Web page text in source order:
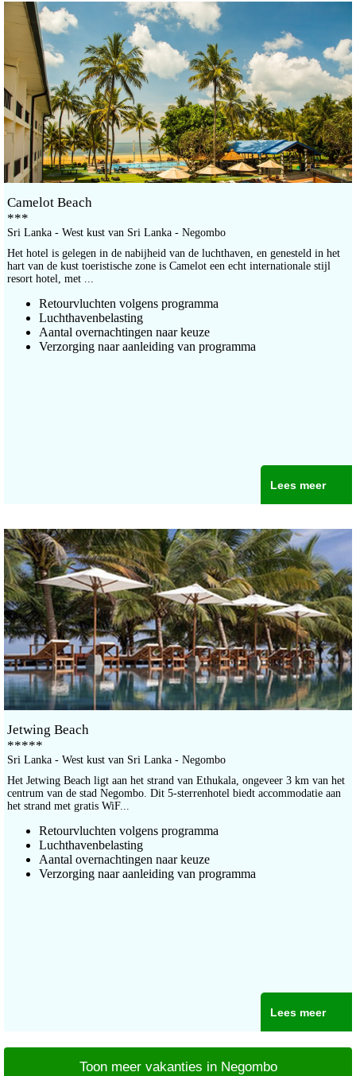
Camelot Beach
***
Sri Lanka - West kust van Sri Lanka - Negombo
Het hotel is gelegen in de nabijheid van de luchthaven, en genesteld in het
hart van de kust toeristische zone is Camelot een echt internationale stijl
resort hotel, met ...
Retourvluchten volgens programma
Luchthavenbelasting
Aantal overnachtingen naar keuze
Verzorging naar aanleiding van programma
Lees meer
Jetwing Beach
*****
Sri Lanka - West kust van Sri Lanka - Negombo
Het Jetwing Beach ligt aan het strand van Ethukala, ongeveer 3 km van het
centrum van de stad Negombo. Dit 5-sterrenhotel biedt accommodatie aan
het strand met gratis WiF...
Retourvluchten volgens programma
Luchthavenbelasting
Aantal overnachtingen naar keuze
Verzorging naar aanleiding van programma
Lees meer
Toon meer vakanties in Negombo